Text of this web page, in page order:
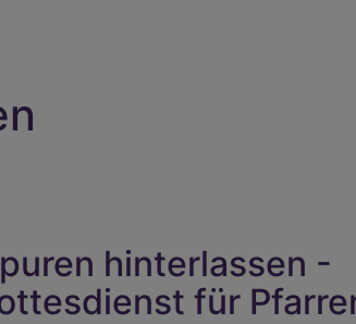
hinterlassen -
für